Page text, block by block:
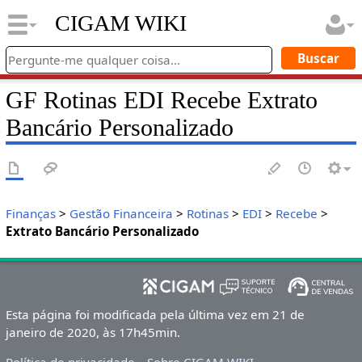
CIGAM WIKI
GF Rotinas EDI Recebe Extrato
Bancário Personalizado
Finanças> Gestão Financeira > Rotinas> EDI> Recebe >
Extrato Bancário Personalizado
Esta página foi modificada pela última vez em 21 de
janeiro de 2020, às 17h45min.